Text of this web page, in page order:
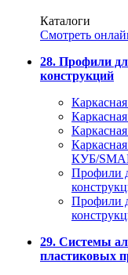
Каталоги
Смотреть
28. Профили
конструкций
КУБ/
Профили
Профили
29. Системы
пластиковых